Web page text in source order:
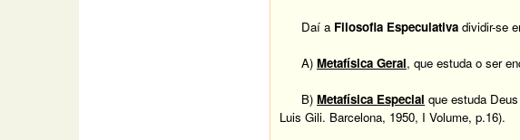
Daí a Filosofia Especulativa dividir-se
A) Metafísica Geral, que estuda o ser
B) Metafísica Especial que estuda
Luis Gili. Barcelona, 1950, I Volume,